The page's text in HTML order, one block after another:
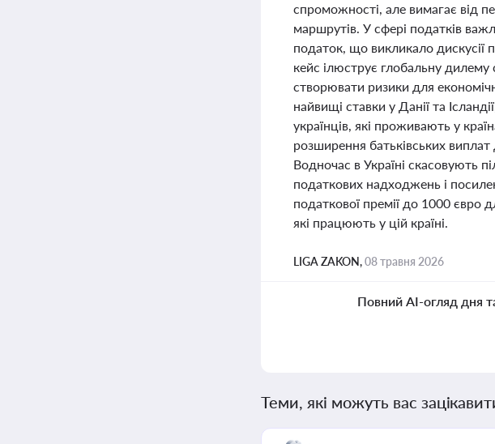
спроможності, але вимагає від
маршрутів. У сфері податків
податок, що викликало дискусії
кейс ілюструє глобальну дилему
створювати ризики для
найвищі ставки у Данії та
українців, які проживають у
розширення батьківських
Водночас в Україні скасовують
податкових надходжень і
податкової премії до 1000 євро
які працюють у цій країні.
LIGA ZAKON,08 травня 2026
Повний AI-огляд дня
Теми, які можуть вас